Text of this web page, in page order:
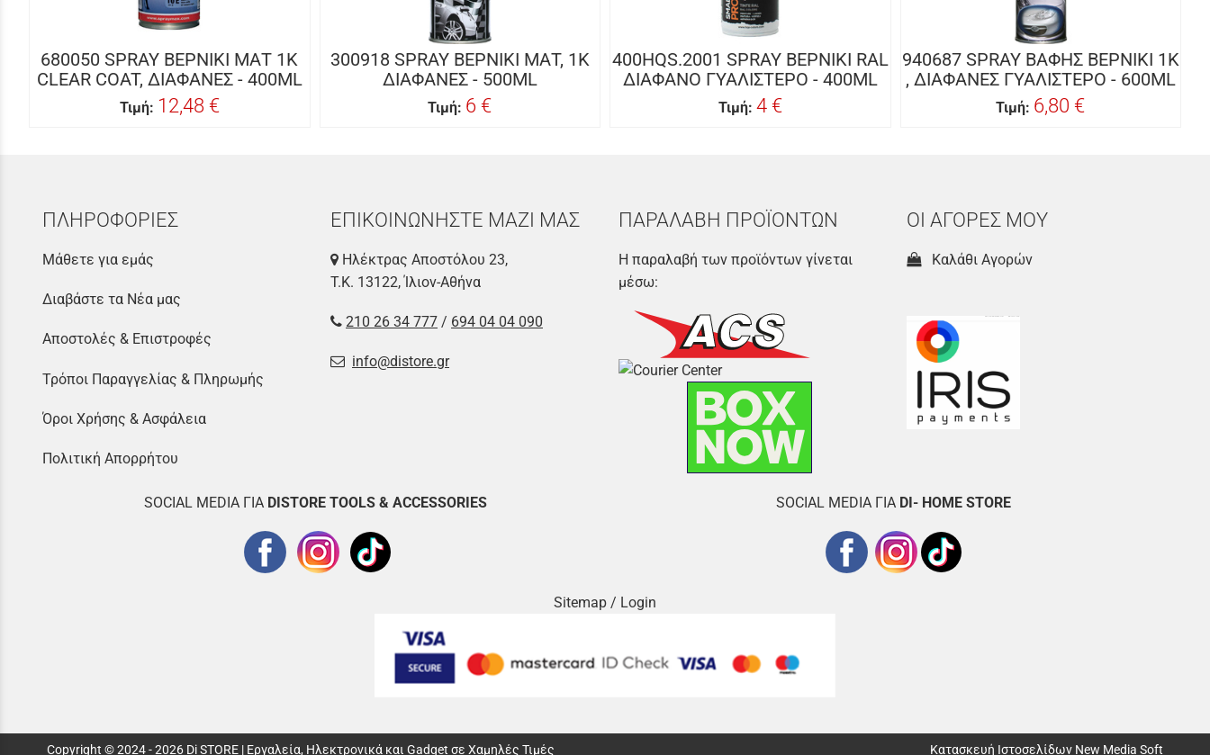
680050 SPRAY ΒΕΡΝΙΚΙ ΜΑΤ 1Κ
CLEAR COAT, ΔΙΑΦΑΝΕΣ - 400ML
Τιμή: 12,48 €
300918 SPRAY ΒΕΡΝΙΚΙ ΜΑΤ, 1Κ
ΔΙΑΦΑΝΕΣ - 500ML
Τιμή: 6 €
400HQS.2001 SPRAY ΒΕΡΝΙΚΙ RAL
ΔΙΑΦΑΝΟ ΓΥΑΛΙΣΤΕΡΟ - 400ML
Τιμή: 4 €
940687 SPRAY ΒΑΦΗΣ ΒΕΡΝΙΚΙ 1Κ
, ΔΙΑΦΑΝΕΣ ΓΥΑΛΙΣΤΕΡΟ - 600ML
Τιμή: 6,80 €
ΠΛΗΡΟΦΟΡΙΕΣ
Μάθετε για εμάς
Διαβάστε τα Νέα μας
Αποστολές & Επιστροφές
Τρόποι Παραγγελίας & Πληρωμής
Όροι Χρήσης & Ασφάλεια
Πολιτική Απορρήτου
ΕΠΙΚΟΙΝΩΝΗΣΤΕ ΜΑΖΙ ΜΑΣ
Ηλέκτρας Αποστόλου 23,
Τ.Κ. 13122, Ίλιον-Αθήνα
210 26 34 777 / 694 04 04 090
info@distore.gr
ΠΑΡΑΛΑΒΗ ΠΡΟΪΟΝΤΩΝ
Η παραλαβή των προϊόντων γίνεται
μέσω:
ΟΙ ΑΓΟΡΕΣ ΜΟΥ
Καλάθι Αγορών
SOCIAL MEDIA ΓΙΑ DISTORE TOOLS & ACCESSORIES SOCIAL MEDIA ΓΙΑ DI- HOME STORE
Sitemap / Login
Copyright © 2024 - 2026 Di STORE | Εργαλεία, Ηλεκτρονικά και Gadget σε Χαμηλές Τιμές Κατασκευή Ιστοσελίδων New Media Soft